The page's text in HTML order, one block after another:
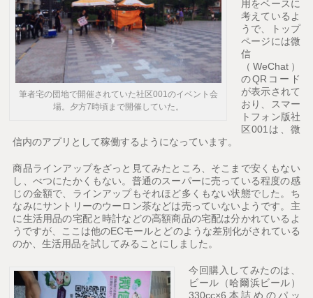
筆者宅の団地で開催されていた社区001のイベント会
場。夕方7時頃まで開催していた。
用をベースに
考えているよ
うで、トップ
ページには微
信
（WeChat）
のQRコード
が表示されて
おり、スマー
トフォン版社
区001は、微
信内のアプリとして稼働するようになっています。
商品ラインアップをざっと見てみたところ、そこまで安くもない
し、べつにたかくもない。普通のスーパーに売っている程度の感
じの金額で、ラインアップもそれほど多くもない状態でした。ち
なみにサントリーのウーロン茶などは売っていないようです。主
に生活用品の宅配と時計などの高額商品の宅配は分かれているよ
うですが、ここは他のECモールとどのような差別化がされている
のか、生活用品を試してみることにしました。
今回購入してみたのは、
ビール（哈爾浜ビール）
330cc×6本詰めのパッ